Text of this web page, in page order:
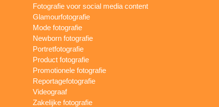
Fotografie voor social media content
Glamourfotografie
Mode fotografie
Newborn fotografie
Portretfotografie
Product fotografie
Promotionele fotografie
Reportagefotografie
Videograaf
Zakelijke fotografie